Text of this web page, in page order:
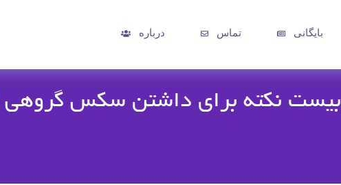
بایگانی تماس درباره
بیست نکته برای داشتن سکس